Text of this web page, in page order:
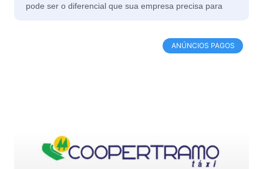
pode ser o diferencial que sua empresa precisa para
ANÚNCIOS PAGOS